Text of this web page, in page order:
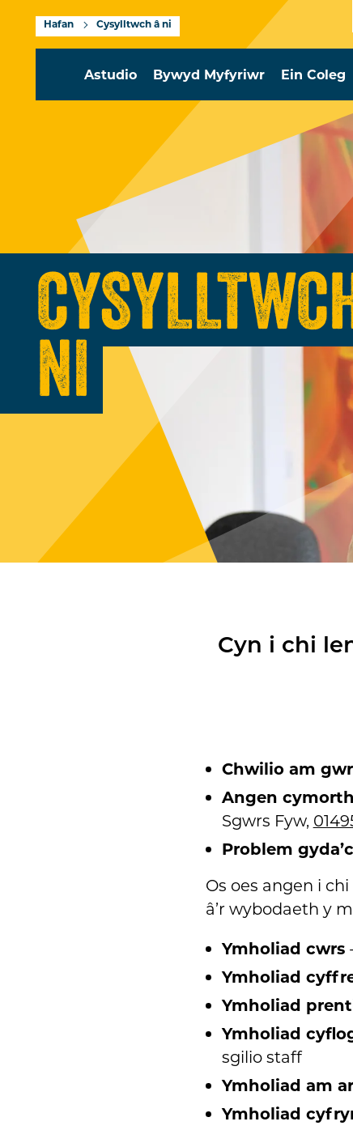
Hafan Cysylltwch â ni
Astudio Bywyd Myfyriwr Ein Coleg
NI
Cyn i chi
Chwilio am
Angen
Sgwrs Fyw,
Problem
Os oes angen i
â’r wybodaeth y
Ymholiad cwrs
Ymholiad
Ymholiad
Ymholiad
sgilio staff
Ymholiad am
Ymholiad